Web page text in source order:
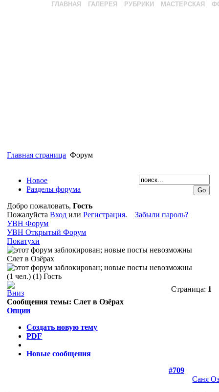
ГЛАВНАЯ ГАЛЕРЕЯ РУБРИКИ МАСТЕРСКАЯ
Главная страница Форум
Новое
Разделы форума
Добро пожаловать,Гость
ПожалуйстаВходилиРегистрация.Забыли пароль?
УВН Форум
УВН Открытый Форум
Покатухи
Слет в Озёрах
(1 чел.) (1) Гость
Страница: 1
Сообщения темы: Слет в Озёрах
Опции
Создать новую тему
PDF
Новые сообщения
#709
Саня